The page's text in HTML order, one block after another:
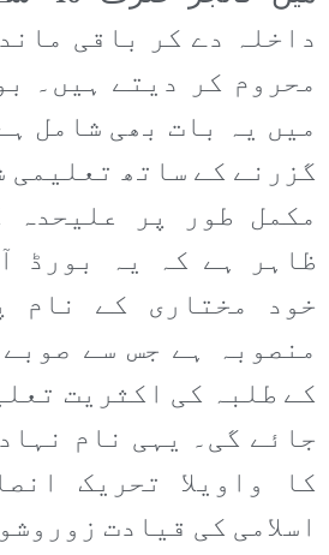
داخلہ دے کر باقی
محروم کر دیتے ہیں۔
میں یہ بات بھی شامل
گزرنے کے ساتھ تعلیمی
مکمل طور پر
ظاہر ہے کہ یہ بورڈ
خود مختاری کے نام
منصوبہ ہے جس سے
کے طلبہ کی اکثریت
جائے گی۔ یہی نام
کا واویلا تحریک
اسلامی کی قیادت